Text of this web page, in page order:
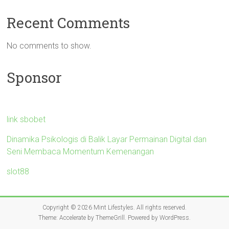
Recent Comments
No comments to show.
Sponsor
link sbobet
Dinamika Psikologis di Balik Layar Permainan Digital dan
Seni Membaca Momentum Kemenangan
slot88
Copyright © 2026 Mint Lifestyles . All rights reserved.
Theme: Accelerateby ThemeGrill. Powered by WordPress